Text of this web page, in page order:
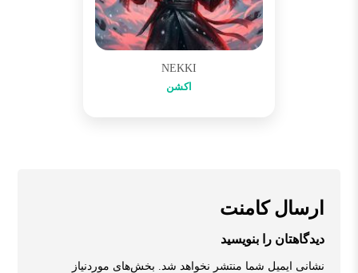
NEKKI
اکشن
ارسال کامنت
دیدگاهتان را بنویسید
نشانی ایمیل شما منتشر نخواهد شد. بخش‌های موردنیاز